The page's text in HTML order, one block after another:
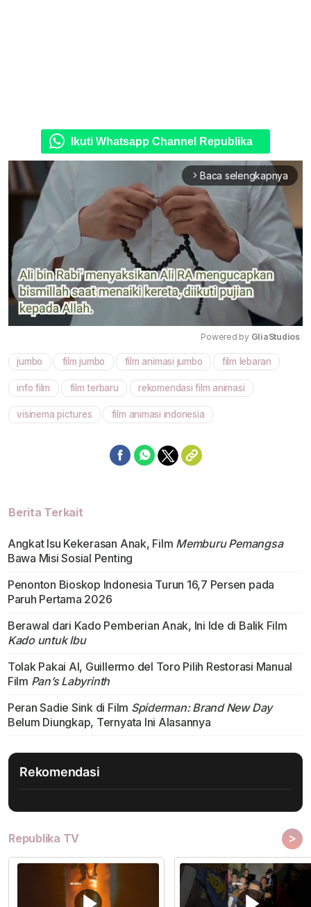
Ikuti Whatsapp Channel Republika
arrow_forward_ios Baca selengkapnya
Mute
Powered by GliaStudios
jumbo film jumbo film animasi jumbo film lebaran
info film film terbaru rekomendasi film animasi
visinema pictures film animasi indonesia
Berita Terkait
Angkat Isu Kekerasan Anak, Film Memburu Pemangsa
Bawa Misi Sosial Penting
Penonton Bioskop Indonesia Turun 16,7 Persen pada
Paruh Pertama 2026
Berawal dari Kado Pemberian Anak, Ini Ide di Balik Film
Kado untuk Ibu
Tolak Pakai AI, Guillermo del Toro Pilih Restorasi Manual
Film Pan’s Labyrinth
Peran Sadie Sink di Film Spiderman: Brand New Day
Belum Diungkap, Ternyata Ini Alasannya
Rekomendasi
Republika TV >